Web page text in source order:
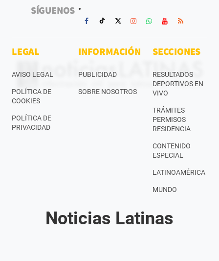
SÍGUENOS
LEGAL
AVISO LEGAL
POLÍTICA DE
COOKIES
POLÍTICA DE
PRIVACIDAD
INFORMACIÓN
PUBLICIDAD
SOBRE NOSOTROS
SECCIONES
RESULTADOS
DEPORTIVOS EN
VIVO
TRÁMITES
PERMISOS
RESIDENCIA
CONTENIDO
ESPECIAL
LATINOAMÉRICA
MUNDO
Noticias Latinas